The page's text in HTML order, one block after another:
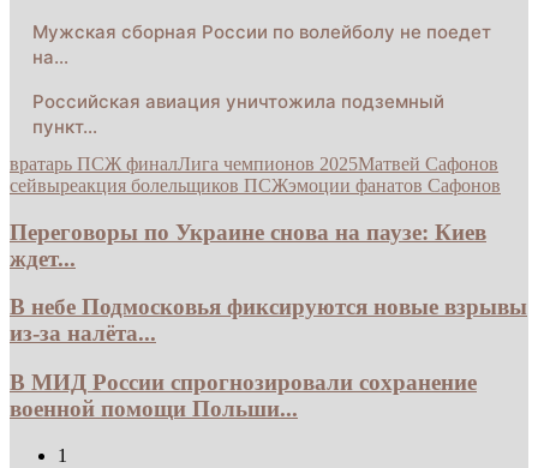
Мужская сборная России по волейболу не поедет
на…
Российская авиация уничтожила подземный
пункт…
вратарь ПСЖ финалЛига чемпионов 2025Матвей Сафонов
сейвыреакция болельщиков ПСЖэмоции фанатов Сафонов
Переговоры по Украине снова на паузе: Киев
ждет...
В небе Подмосковья фиксируются новые взрывы
из-за налёта...
В МИД России спрогнозировали сохранение
военной помощи Польши...
1